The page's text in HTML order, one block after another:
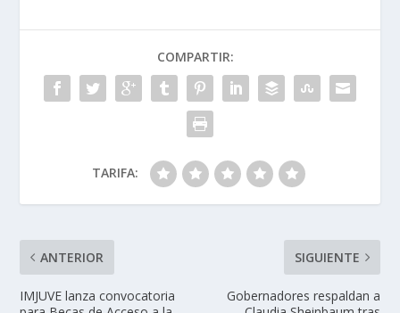
COMPARTIR:
TARIFA:
ANTERIOR
IMJUVE lanza convocatoria
SIGUIENTE
Gobernadores respaldan a